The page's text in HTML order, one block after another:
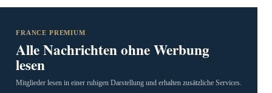
FRANCE PREMIUM
Alle Nachrichten ohne Werbung
lesen
Mitglieder lesen in einer ruhigen Darstellung und erhalten zusätzliche Services.